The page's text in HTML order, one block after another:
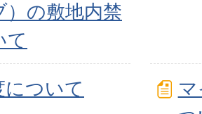
）の敷地内禁
て
について